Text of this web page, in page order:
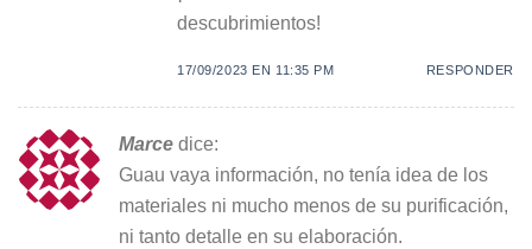
descubrimientos!
17/09/2023 EN 11:35 PM RESPONDER
Marce dice:
Guau vaya información, no tenía idea de los
materiales ni mucho menos de su purificación,
ni tanto detalle en su elaboración.